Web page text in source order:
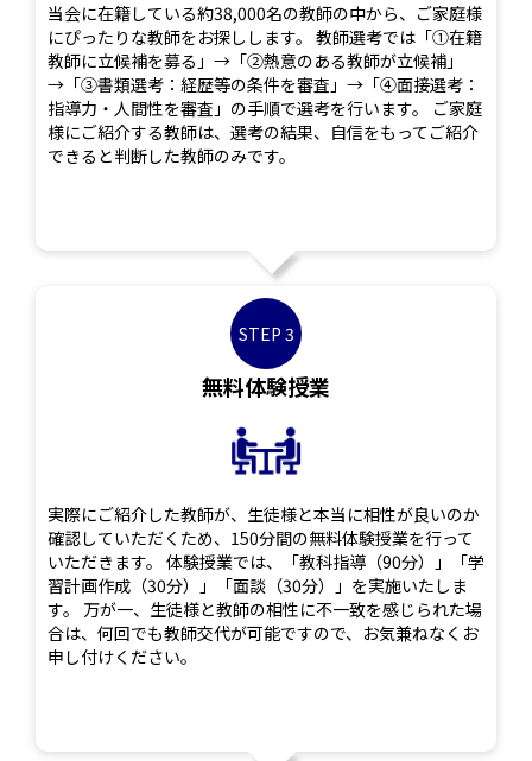
当会に在籍している約38,000名の教師の中から、ご家庭様
にぴったりな教師をお探しします。 教師選考では「①在籍
教師に立候補を募る」→「②熱意のある教師が立候補」
→「③書類選考：経歴等の条件を審査」→「④面接選考：
指導力・人間性を審査」の手順で選考を行います。 ご家庭
様にご紹介する教師は、選考の結果、自信をもってご紹介
できると判断した教師のみです。
STEP 3
無料体験授業
実際にご紹介した教師が、生徒様と本当に相性が良いのか
確認していただくため、150分間の無料体験授業を行って
いただきます。 体験授業では、「教科指導（90分）」「学
習計画作成（30分）」「面談（30分）」を実施いたしま
す。 万が一、生徒様と教師の相性に不一致を感じられた場
合は、何回でも教師交代が可能ですので、お気兼ねなくお
申し付けください。